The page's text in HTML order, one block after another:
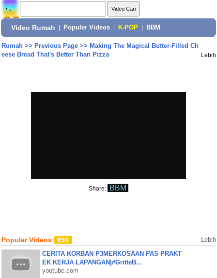
Video Rumah Populer Videos K-POP BBM
Rumah>> Previous Page>> Making The Magical Butter-Filled Ch
eese Bread That's Better Than Pizza
Lebih
Share: BBM
Populer Videos Lebih
CERITA KORBAN P3MERKOSAAN PAS PRAKT
EK KERJA LAPANGAN|#GritteB...
youtube.com